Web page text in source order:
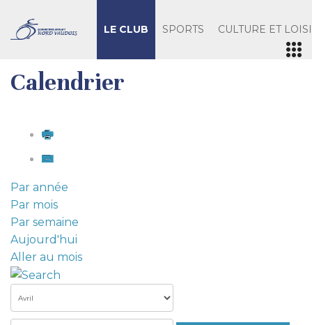
LE CLUB SPORTS CULTURE ET
Calendrier
Par année
Par mois
Par semaine
Aujourd'hui
Aller au mois